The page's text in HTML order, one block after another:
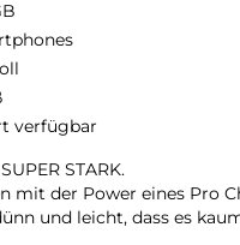
verfügbar
STARK.
mit der Power eines Pro
und leicht, dass es